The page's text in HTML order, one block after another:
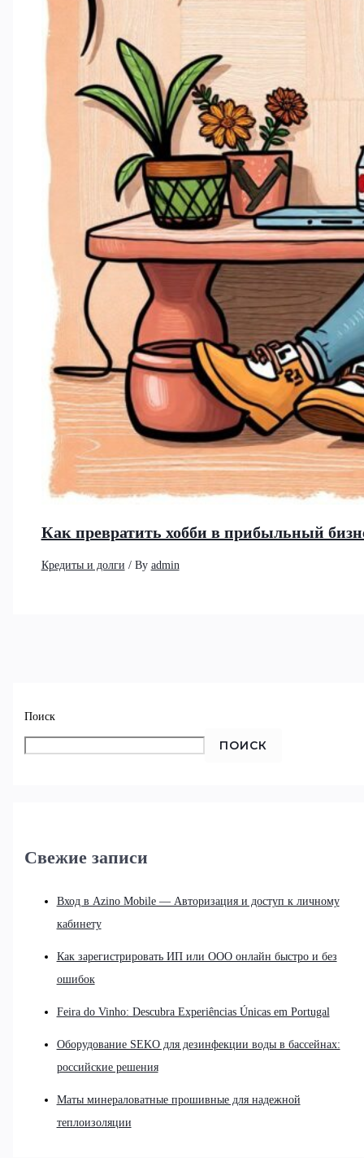
Поиск
ПОИСК
Свежие записи
Вход в Azino Mobile — Авторизация и доступ к личному
кабинету
Как зарегистрировать ИП или ООО онлайн быстро и без
ошибок
Feira do Vinho: Descubra Experiências Únicas em Portugal
Оборудование SEKO для дезинфекции воды в бассейнах:
российские решения
Маты минераловатные прошивные для надежной
теплоизоляции
Как превратить хобби в прибыльный
Кредиты и долги / By admin